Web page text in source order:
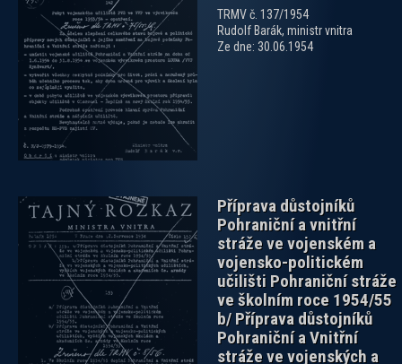
TRMV č. 137/1954
Rudolf Barák, ministr vnitra
Ze dne: 30.06.1954
Příprava důstojníků
Pohraniční a vnitřní
stráže ve vojenském a
vojensko-politickém
učilišti Pohraniční stráže
ve školním roce 1954/55
b/ Příprava důstojníků
Pohraniční a Vnitřní
stráže ve vojenských a
zobrazit PDF dokument